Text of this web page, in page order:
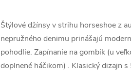
Štýlové džínsy v strihu horseshoe z
nepružného denimu prinášajú
pohodlie. Zapínanie na gombík (u
doplnené háčikom) . Klasický dizajn s